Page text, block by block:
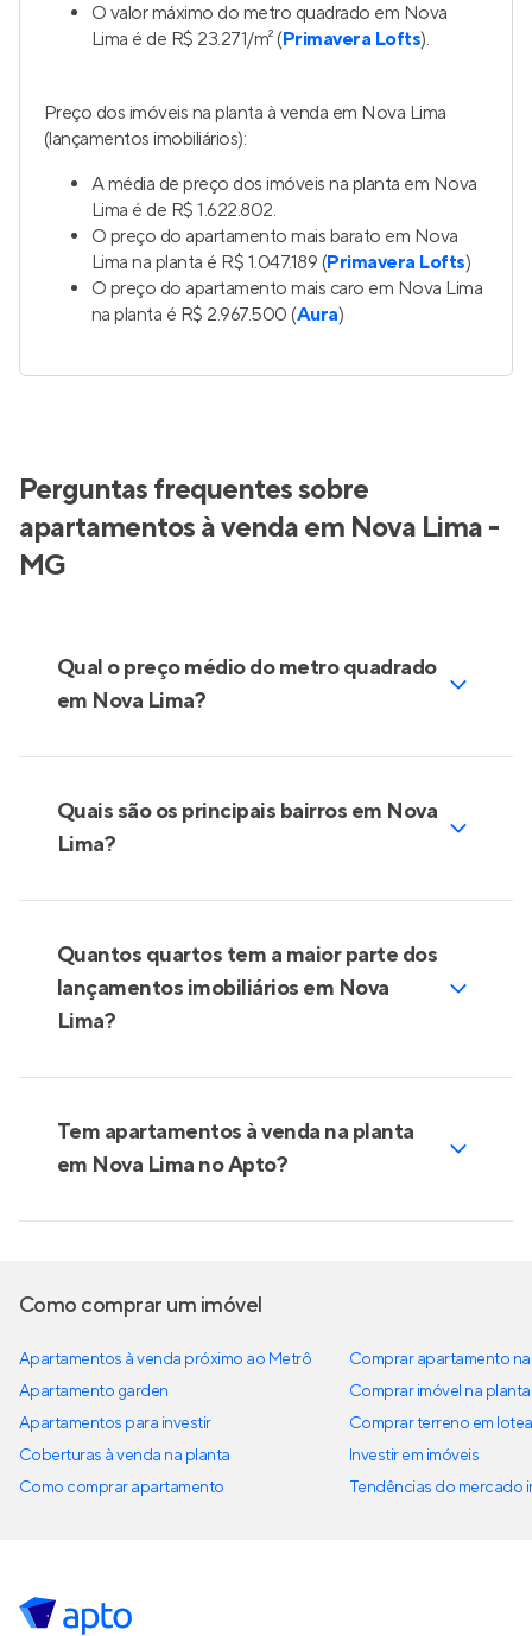
O valor máximo do metro quadrado em Nova
Lima é de R$ 23.271/m² (Primavera Lofts).
Preço dos imóveis na planta à venda em Nova Lima
(lançamentos imobiliários):
A média de preço dos imóveis na planta em Nova
Lima é de R$ 1.622.802.
O preço do apartamento mais barato em Nova
Lima na planta é R$ 1.047.189 (Primavera Lofts)
O preço do apartamento mais caro em Nova Lima
na planta é R$ 2.967.500 (Aura)
Perguntas frequentes sobre
apartamentos à venda em Nova Lima -
MG
Qual o preço médio do metro quadrado
em Nova Lima?
Quais são os principais bairros em Nova
Lima?
Quantos quartos tem a maior parte dos
lançamentos imobiliários em Nova
Lima?
Tem apartamentos à venda na planta
em Nova Lima no Apto?
Como comprar um imóvel
Apartamentos à venda próximo ao Metrô
Apartamento garden
Apartamentos para investir
Coberturas à venda na planta
Como comprar apartamento
Comprar apartamento
Comprar imóvel na planta
Comprar terreno em
Investir em imóveis
Tendências do mercado